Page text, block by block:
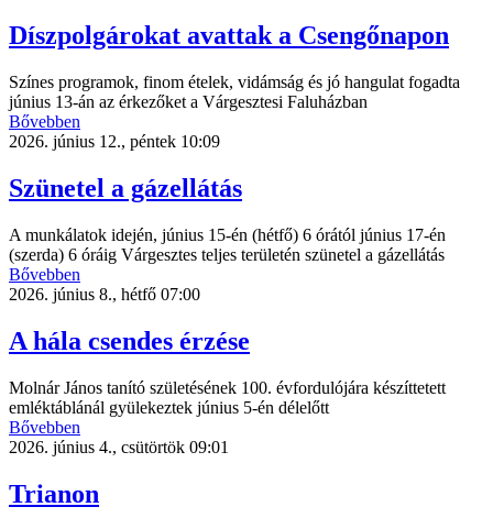
Díszpolgárokat avattak a Csengőnapon
Színes programok, finom ételek, vidámság és jó hangulat fogadta
június 13-án az érkezőket a Várgesztesi Faluházban
Bővebben
2026. június 12., péntek 10:09
Szünetel a gázellátás
A munkálatok idején, június 15-én (hétfő) 6 órától június 17-én
(szerda) 6 óráig Várgesztes teljes területén szünetel a gázellátás
Bővebben
2026. június 8., hétfő 07:00
A hála csendes érzése
Molnár János tanító születésének 100. évfordulójára készíttetett
emléktáblánál gyülekeztek június 5-én délelőtt
Bővebben
2026. június 4., csütörtök 09:01
Trianon